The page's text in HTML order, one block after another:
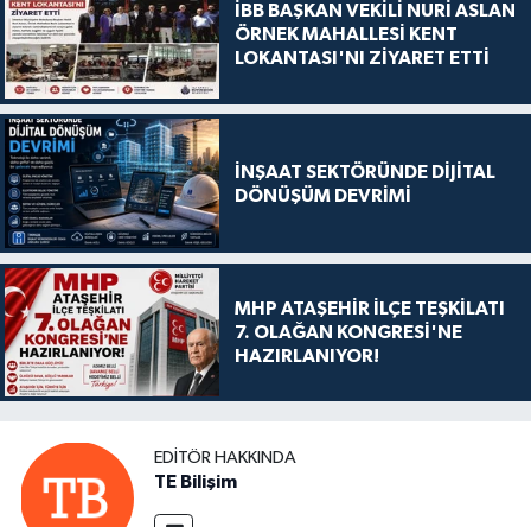
İBB BAŞKAN VEKİLİ NURİ ASLAN
ÖRNEK MAHALLESİ KENT
LOKANTASI'NI ZİYARET ETTİ
İNŞAAT SEKTÖRÜNDE DİJİTAL
DÖNÜŞÜM DEVRİMİ
MHP ATAŞEHİR İLÇE TEŞKİLATI
7. OLAĞAN KONGRESİ'NE
HAZIRLANIYOR!
EDITÖR HAKKINDA
TE Bilişim